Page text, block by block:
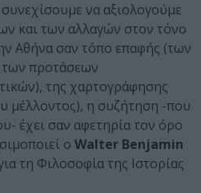
να αξιολογούμε
και των αλλαγών στον τόνο
Αθήνα σαν τόπο επαφής (των
προτάσεων
της χαρτογράφησης
μέλλοντος), η συζήτηση -που
έχει σαν αφετηρία τον όρο
ο Walter Benjamin
τη Φιλοσοφία της Ιστορίας